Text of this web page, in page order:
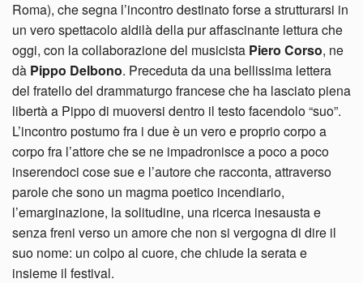
Roma), che segna l’incontro destinato forse a strutturarsi in
un vero spettacolo aldilà della pur affascinante lettura che
oggi, con la collaborazione del musicista Piero Corso, ne
dà Pippo Delbono. Preceduta da una bellissima lettera
del fratello del drammaturgo francese che ha lasciato piena
libertà a Pippo di muoversi dentro il testo facendolo “suo”.
L’incontro postumo fra i due è un vero e proprio corpo a
corpo fra l’attore che se ne impadronisce a poco a poco
inserendoci cose sue e l’autore che racconta, attraverso
parole che sono un magma poetico incendiario,
l’emarginazione, la solitudine, una ricerca inesausta e
senza freni verso un amore che non si vergogna di dire il
suo nome: un colpo al cuore, che chiude la serata e
insieme il festival.